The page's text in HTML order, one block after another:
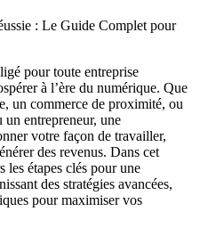
: Le Guide Complet pour
pour toute entreprise
à l’ère du numérique. Que
un commerce de proximité, ou
entrepreneur, une
votre façon de travailler,
des revenus. Dans cet
les étapes clés pour une
des stratégies avancées,
pour maximiser vos